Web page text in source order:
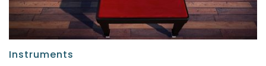
Instruments